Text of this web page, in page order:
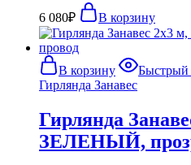
6 080₽ В корзину
В корзину Быстрый
Гирлянда Занавес
Гирлянда
ЗЕЛЕНЫЙ,